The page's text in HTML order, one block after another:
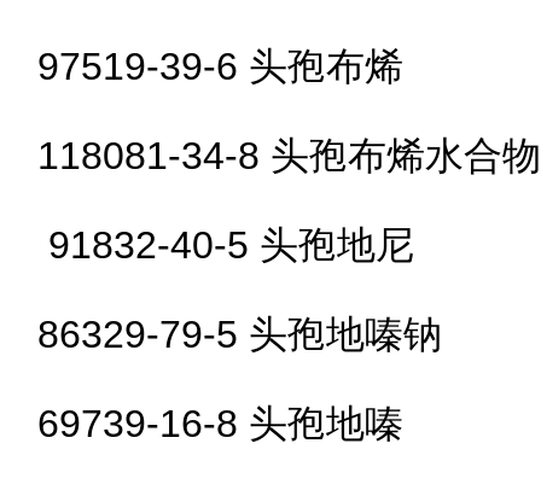
97519-39-6 头孢布烯
118081-34-8 头孢布烯水合物
91832-40-5 头孢地尼
86329-79-5 头孢地嗪钠
69739-16-8 头孢地嗪